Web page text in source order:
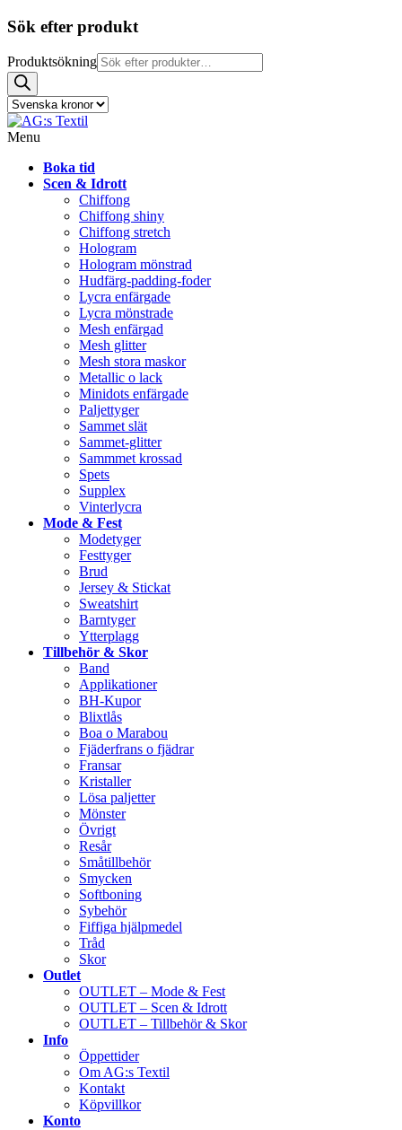
Sök efter produkt
Produktsökning
Menu
Boka tid
Scen & Idrott
Chiffong
Chiffong shiny
Chiffong stretch
Hologram
Hologram mönstrad
Hudfärg-padding-foder
Lycra enfärgade
Lycra mönstrade
Mesh enfärgad
Mesh glitter
Mesh stora maskor
Metallic o lack
Minidots enfärgade
Paljettyger
Sammet slät
Sammet-glitter
Sammmet krossad
Spets
Supplex
Vinterlycra
Mode & Fest
Modetyger
Festtyger
Brud
Jersey & Stickat
Sweatshirt
Barntyger
Ytterplagg
Tillbehör & Skor
Band
Applikationer
BH-Kupor
Blixtlås
Boa o Marabou
Fjäderfrans o fjädrar
Fransar
Kristaller
Lösa paljetter
Mönster
Övrigt
Resår
Småtillbehör
Smycken
Softboning
Sybehör
Fiffiga hjälpmedel
Tråd
Skor
Outlet
OUTLET – Mode & Fest
OUTLET – Scen & Idrott
OUTLET – Tillbehör & Skor
Info
Öppettider
Om AG:s Textil
Kontakt
Köpvillkor
Konto